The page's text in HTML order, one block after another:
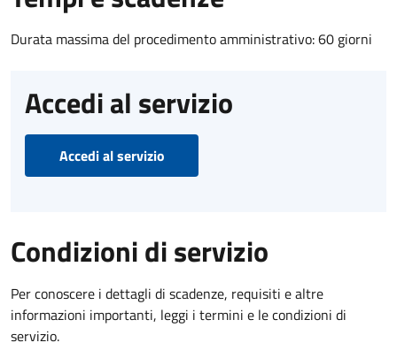
Durata massima del procedimento amministrativo: 60 giorni
Accedi al servizio
Accedi al servizio
Condizioni di servizio
Per conoscere i dettagli di scadenze, requisiti e altre
informazioni importanti, leggi i termini e le condizioni di
servizio.